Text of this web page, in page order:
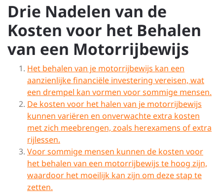
Drie Nadelen van de
Kosten voor het Behalen
van een Motorrijbewijs
Het behalen van je motorrijbewijs kan een
aanzienlijke financiële investering vereisen, wat
een drempel kan vormen voor sommige mensen.
De kosten voor het halen van je motorrijbewijs
kunnen variëren en onverwachte extra kosten
met zich meebrengen, zoals herexamens of extra
rijlessen.
Voor sommige mensen kunnen de kosten voor
het behalen van een motorrijbewijs te hoog zijn,
waardoor het moeilijk kan zijn om deze stap te
zetten.